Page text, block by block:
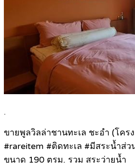
.
ขายพูลวิลล่าชานทะเล ชะอำ (โคร
#rareitem #ติดทะเล #มีสระน้ำส่ว
ขนาด 190 ตรม. รวม สระว่ายน้ำ